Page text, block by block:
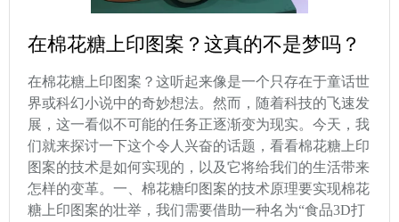
在棉花糖上印图案？这真的不是梦吗？
在棉花糖上印图案？这听起来像是一个只存在于童话世
界或科幻小说中的奇妙想法。然而，随着科技的飞速发
展，这一看似不可能的任务正逐渐变为现实。今天，我
们就来探讨一下这个令人兴奋的话题，看看棉花糖上印
图案的技术是如何实现的，以及它将给我们的生活带来
怎样的变革。一、棉花糖印图案的技术原理要实现棉花
糖上印图案的壮举，我们需要借助一种名为“食品3D打